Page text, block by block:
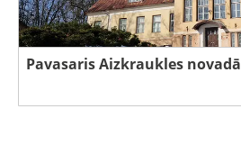
Pavasaris Aizkraukles novadā